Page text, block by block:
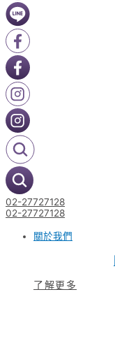
02-27727128
02-27727128
關於我們
了解更多